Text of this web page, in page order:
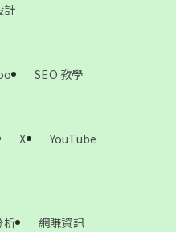
計
SEO 教學
X
YouTube
析
網賺資訊